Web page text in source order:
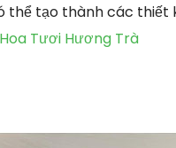
thể tạo thành các
Tươi Hương Trà